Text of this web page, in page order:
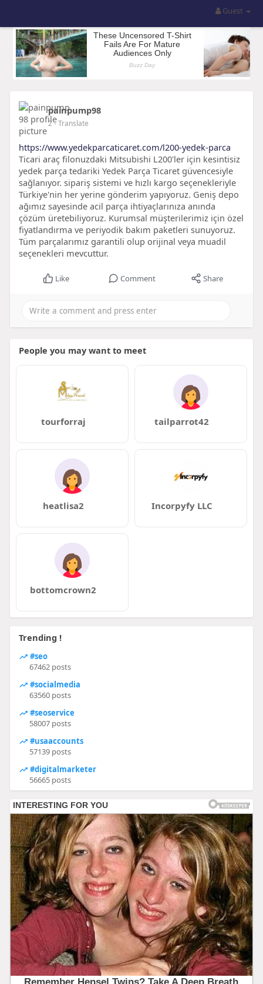
Guest
painpump98
2- Translate
https://www.yedekparcaticaret.com/l200-yedek-parca
Ticari araç filonuzdaki Mitsubishi L200'ler için kesintisiz
yedek parça tedariki Yedek Parça Ticaret güvencesiyle
sağlanıyor. sipariş sistemi ve hızlı kargo seçenekleriyle
Türkiye'nin her yerine gönderim yapıyoruz. Geniş depo
ağımız sayesinde acil parça ihtiyaçlarınıza anında
çözüm üretebiliyoruz. Kurumsal müşterilerimiz için özel
fiyatlandırma ve periyodik bakım paketleri sunuyoruz.
Tüm parçalarımız garantili olup orijinal veya muadil
seçenekleri mevcuttur.
Like Comment Share
People you may want to meet
tourforraj tailparrot42
heatlisa2 Incorpyfy LLC
bottomcrown2
Trending !
#seo
67462 posts
#socialmedia
63560 posts
#seoservice
58007 posts
#usaaccounts
57139 posts
#digitalmarketer
56665 posts